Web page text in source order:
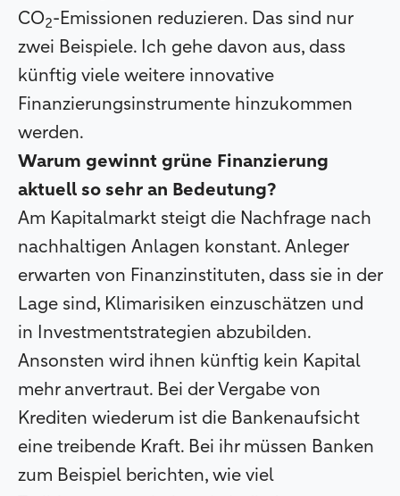
CO2-Emissionen reduzieren. Das sind nur
zwei Beispiele. Ich gehe davon aus, dass
künftig viele weitere innovative
Finanzierungsinstrumente hinzukommen
werden.
Warum gewinnt grüne Finanzierung
aktuell so sehr an Bedeutung?
Am Kapitalmarkt steigt die Nachfrage nach
nachhaltigen Anlagen konstant. Anleger
erwarten von Finanzinstituten, dass sie in der
Lage sind, Klimarisiken einzuschätzen und
in Investmentstrategien abzubilden.
Ansonsten wird ihnen künftig kein Kapital
mehr anvertraut. Bei der Vergabe von
Krediten wiederum ist die Bankenaufsicht
eine treibende Kraft. Bei ihr müssen Banken
zum Beispiel berichten, wie viel